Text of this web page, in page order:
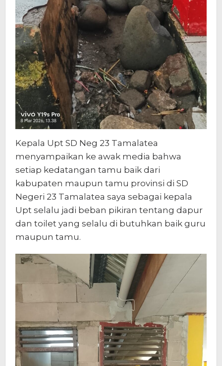
Kepala Upt SD Neg 23 Tamalatea
menyampaikan ke awak media bahwa
setiap kedatangan tamu baik dari
kabupaten maupun tamu provinsi di SD
Negeri 23 Tamalatea saya sebagai kepala
Upt selalu jadi beban pikiran tentang dapur
dan toilet yang selalu di butuhkan baik guru
maupun tamu.